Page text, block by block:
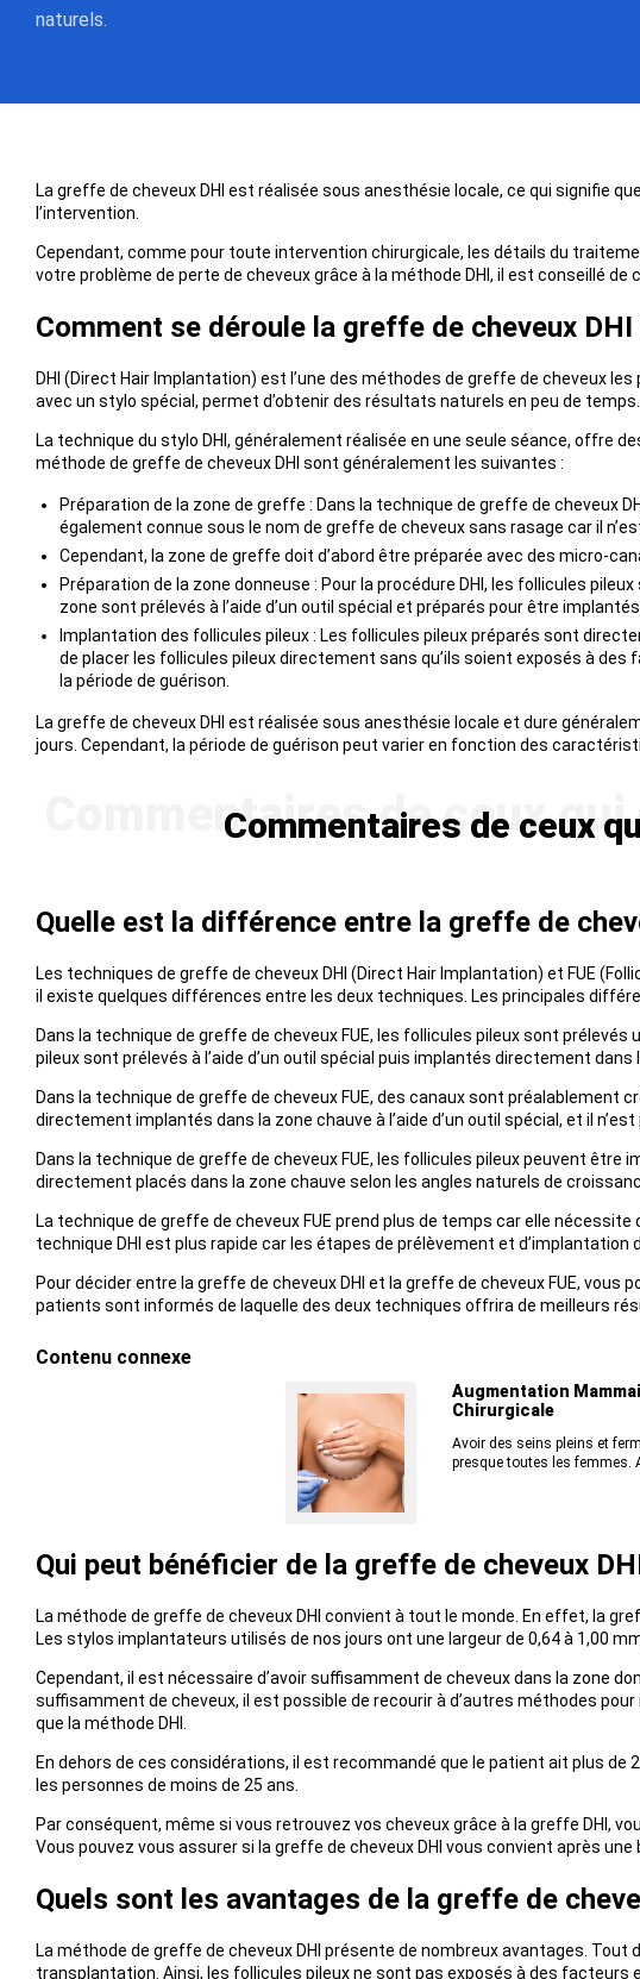
naturels.
La greffe de cheveux DHI est réalisée sous anesthésie locale, ce qui signifie
l’intervention.
Cependant, comme pour toute intervention chirurgicale, les détails du
votre problème de perte de cheveux grâce à la méthode DHI, il est conseillé
Comment se déroule la greffe de cheveux DHI
DHI (Direct Hair Implantation) est l’une des méthodes de greffe de cheveux
avec un stylo spécial, permet d’obtenir des résultats naturels en peu de temps.
La technique du stylo DHI, généralement réalisée en une seule séance, offre
méthode de greffe de cheveux DHI sont généralement les suivantes :
Préparation de la zone de greffe : Dans la technique de greffe de
également connue sous le nom de greffe de cheveux sans rasage car il
Cependant, la zone de greffe doit d’abord être préparée avec des micro-
Préparation de la zone donneuse : Pour la procédure DHI, les follicules
zone sont prélevés à l’aide d’un outil spécial et préparés pour être
Implantation des follicules pileux : Les follicules pileux préparés sont
de placer les follicules pileux directement sans qu’ils soient exposés à
la période de guérison.
La greffe de cheveux DHI est réalisée sous anesthésie locale et dure
jours. Cependant, la période de guérison peut varier en fonction des
Commentaires de ceux
Quelle est la différence entre la greffe de
Les techniques de greffe de cheveux DHI (Direct Hair Implantation) et FUE
il existe quelques différences entre les deux techniques. Les principales
Dans la technique de greffe de cheveux FUE, les follicules pileux sont
pileux sont prélevés à l’aide d’un outil spécial puis implantés directement dans
Dans la technique de greffe de cheveux FUE, des canaux sont préalablement
directement implantés dans la zone chauve à l’aide d’un outil spécial, et il
Dans la technique de greffe de cheveux FUE, les follicules pileux peuvent
directement placés dans la zone chauve selon les angles naturels de
La technique de greffe de cheveux FUE prend plus de temps car elle
technique DHI est plus rapide car les étapes de prélèvement et
Pour décider entre la greffe de cheveux DHI et la greffe de cheveux FUE,
patients sont informés de laquelle des deux techniques offrira de meilleurs
Contenu connexe
Augmentation
Chirurgicale
Avoir des seins pleins et
presque toutes les femmes.
Qui peut bénéficier de la greffe de cheveux
La méthode de greffe de cheveux DHI convient à tout le monde. En effet, la
Les stylos implantateurs utilisés de nos jours ont une largeur de 0,64 à 1,00
Cependant, il est nécessaire d’avoir suffisamment de cheveux dans la zone
suffisamment de cheveux, il est possible de recourir à d’autres méthodes
que la méthode DHI.
En dehors de ces considérations, il est recommandé que le patient ait plus de
les personnes de moins de 25 ans.
Par conséquent, même si vous retrouvez vos cheveux grâce à la greffe DHI,
Vous pouvez vous assurer si la greffe de cheveux DHI vous convient après
Quels sont les avantages de la greffe de
La méthode de greffe de cheveux DHI présente de nombreux avantages.
transplantation. Ainsi, les follicules pileux ne sont pas exposés à des facteurs